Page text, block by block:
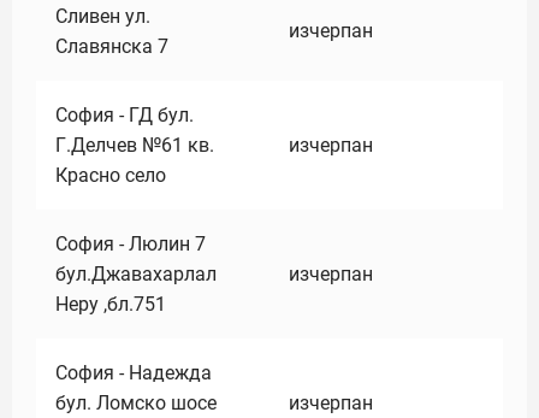
Сливен ул.
Славянска 7
изчерпан
София - ГД бул.
Г.Делчев №61 кв.
Красно село
изчерпан
София - Люлин 7
бул.Джавахарлал
Неру ,бл.751
изчерпан
София - Надежда
бул. Ломско шосе
изчерпан